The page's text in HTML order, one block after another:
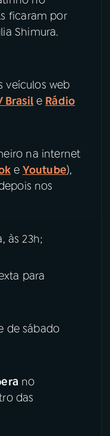
ficaram por
Shimura.
veículos web
Brasil e Rádio
na internet
e Youtube),
nos
às 23h;
para
de sábado
no
das